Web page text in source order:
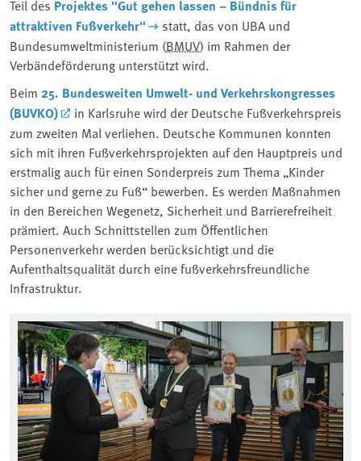
Teil des Projektes "Gut gehen lassen – Bündnis für
attraktiven Fußverkehr"
statt, das von UBA und
Bundesumweltministerium (BMUV) im Rahmen der
Verbändeförderung unterstützt wird.
Beim 25. Bundesweiten Umwelt- und Verkehrskongresses
(BUVKO)
in Karlsruhe wird der Deutsche Fußverkehrspreis
zum zweiten Mal verliehen. Deutsche Kommunen konnten
sich mit ihren Fußverkehrsprojekten auf den Hauptpreis und
erstmalig auch für einen Sonderpreis zum Thema „Kinder
sicher und gerne zu Fuß“ bewerben. Es werden Maßnahmen
in den Bereichen Wegenetz, Sicherheit und Barrierefreiheit
prämiert. Auch Schnittstellen zum Öffentlichen
Personenverkehr werden berücksichtigt und die
Aufenthaltsqualität durch eine fußverkehrsfreundliche
Infrastruktur.